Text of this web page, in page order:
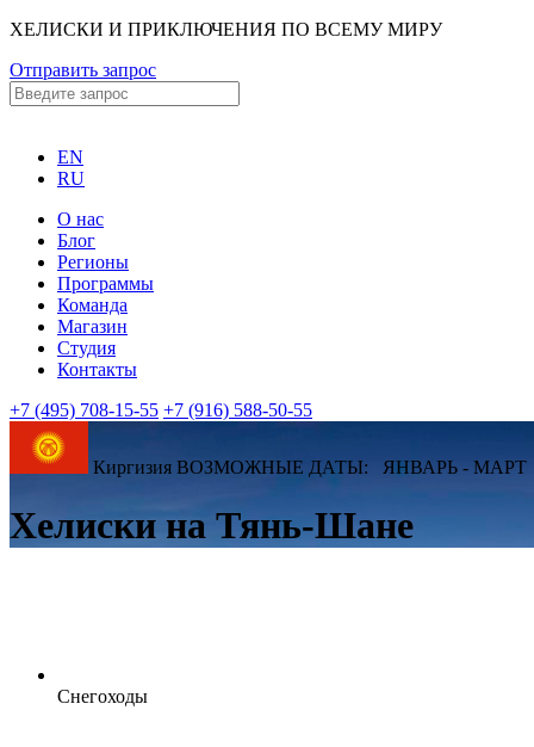
ХЕЛИСКИ И ПРИКЛЮЧЕНИЯ ПО ВСЕМУ МИРУ
Отправить запрос
EN
RU
О нас
Блог
Регионы
Программы
Команда
Магазин
Студия
Контакты
+7 (495) 708-15-55 +7 (916) 588-50-55
Киргизия ВОЗМОЖНЫЕ ДАТЫ: ЯНВАРЬ - МАРТ
Хелиски на Тянь-Шане
Снегоходы